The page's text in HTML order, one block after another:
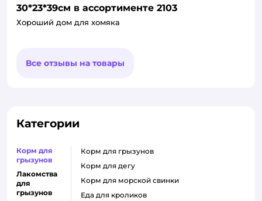
30*23*39см в ассортименте 2103
Хороший дом для хомяка
Все отзывы на товары
Категории
Корм для
грызунов
Лакомства
для
грызунов
корм для грызунов
корм для дегу
корм для морской свинки
еда для кроликов